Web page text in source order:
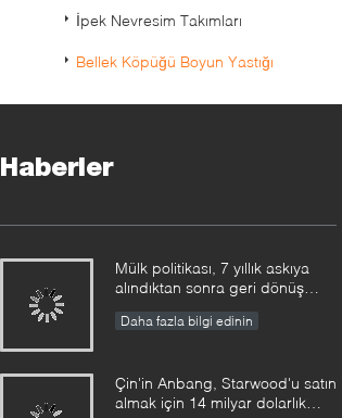
İpek Nevresim Takımları
Bellek Köpüğü Boyun Yastığı
Haberler
Mülk politikası, 7 yıllık askıya
alındıktan sonra geri dönüş
Daha fazla bilgi edinin
Çin'in Anbang, Starwood'u satın
almak için 14 milyar dolarlık